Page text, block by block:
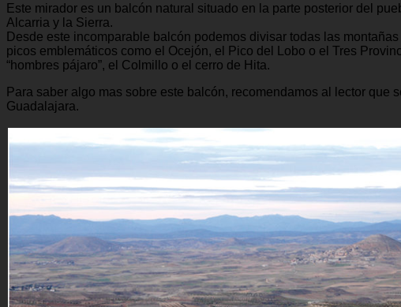
Este mirador es un balcón natural situado en la parte posterior del
Alcarria y la Sierra.
Desde este incomparable balcón podemos divisar todas las
picos emblemáticos como el Ocejón, el Pico del Lobo o el Tres
“hombres pájaro”, el Colmillo o el cerro de Hita.
Para saber algo mas sobre este balcón, recomendamos al lector que
Guadalajara.